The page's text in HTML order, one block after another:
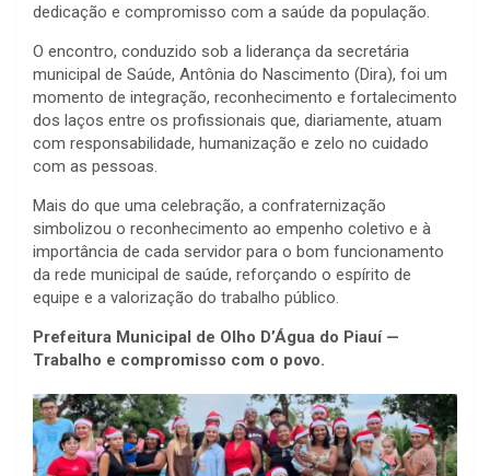
dedicação e compromisso com a saúde da população.
O encontro, conduzido sob a liderança da secretária
municipal de Saúde, Antônia do Nascimento (Dira), foi um
momento de integração, reconhecimento e fortalecimento
dos laços entre os profissionais que, diariamente, atuam
com responsabilidade, humanização e zelo no cuidado
com as pessoas.
Mais do que uma celebração, a confraternização
simbolizou o reconhecimento ao empenho coletivo e à
importância de cada servidor para o bom funcionamento
da rede municipal de saúde, reforçando o espírito de
equipe e a valorização do trabalho público.
Prefeitura Municipal de Olho D’Água do Piauí —
Trabalho e compromisso com o povo.